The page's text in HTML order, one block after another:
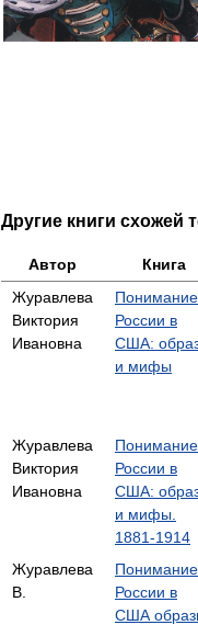
Другие книги схожей
Автор Книга
Журавлева
Виктория
Ивановна
Понимание
России в
США:
и мифы
Журавлева
Виктория
Ивановна
Понимание
России в
США:
и мифы.
1881-1914
Журавлева
В.
Понимание
России в
США